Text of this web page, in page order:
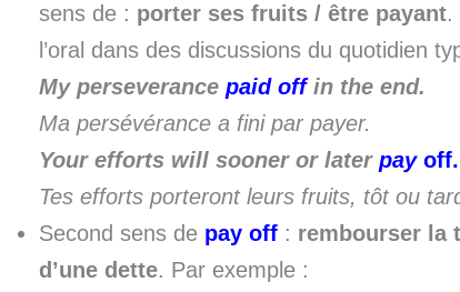
sens de : porter ses fruits / être payant.
l’oral dans des discussions du quotidien
My perseverance paid offin the end.
Ma persévérance a fini par payer.
Your efforts will sooner or later payoff.
Tes efforts porteront leurs fruits, tôt ou
Second sens de pay off : rembourser la
d’une dette. Par exemple :